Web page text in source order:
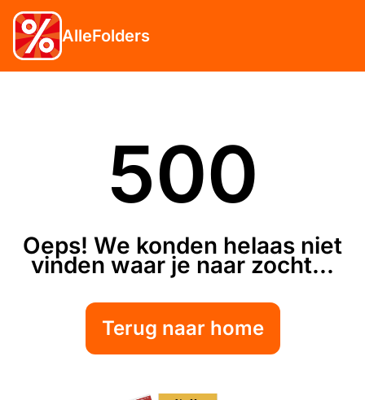
AlleFolders
500
Oeps! We konden helaas niet
vinden waar je naar zocht...
Terug naar home